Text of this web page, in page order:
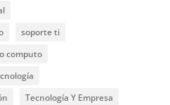
soporte ti
computo
Tecnología Y Empresa